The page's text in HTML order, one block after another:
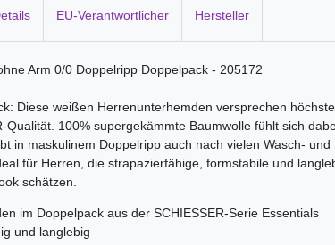
EU-Verantwortlicher Hersteller
Arm 0/0 Doppelripp Doppelpack - 205172
Diese weißen Herrenunterhemden versprechen
Qualität. 100% supergekämmte Baumwolle fühlt sich
in maskulinem Doppelripp auch nach vielen Wasch- und
für Herren, die strapazierfähige, formstabile und
schätzen.
im Doppelpack aus der SCHIESSER-Serie Essentials
und langlebig